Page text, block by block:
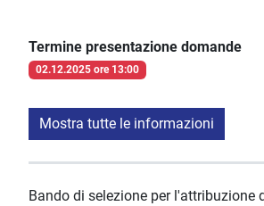
Termine presentazione domande
02.12.2025 ore 13:00
Mostra tutte le informazioni
Bando di selezione per l'attribuzione